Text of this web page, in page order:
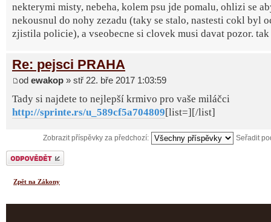
nekterymi misty, nebeha, kolem psu jde pomalu, ohlizi se
nekousnul do nohy zezadu (taky se stalo, nastesti cokl byl
zjistila policie), a vseobecne si clovek musi davat pozor.
Re: pejsci PRAHA
od ewakop » stř 22. bře 2017 1:03:59
Tady si najdete to nejlepší krmivo pro vaše miláčci
http://sprinte.rs/u_589cf5a704809[list=][/list]
Zobrazit příspěvky za předchozí: Seřadit
Odeslat odpověď
Zpět na Zákony